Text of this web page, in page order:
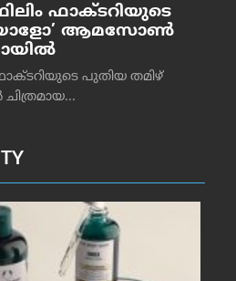
ഫാക്ടറിയുടെ
‘യോളോ’ ആമസോൺ
പുതിയ തമിഴ്
ചിത്രമായ...